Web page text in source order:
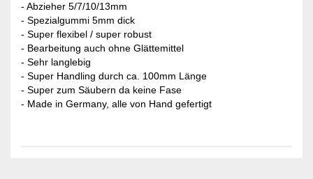
- Abzieher 5/7/10/13mm
- Spezialgummi 5mm dick
- Super flexibel / super robust
- Bearbeitung auch ohne Glättemittel
- Sehr langlebig
- Super Handling durch ca. 100mm Länge
- Super zum Säubern da keine Fase
- Made in Germany, alle von Hand gefertigt